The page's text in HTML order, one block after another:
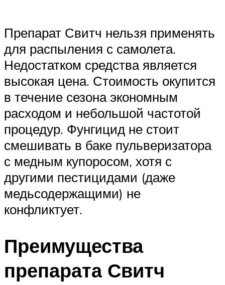
Препарат Свитч нельзя применять
для распыления с самолета.
Недостатком средства является
высокая цена. Стоимость окупится
в течение сезона экономным
расходом и небольшой частотой
процедур. Фунгицид не стоит
смешивать в баке пульверизатора
с медным купоросом, хотя с
другими пестицидами (даже
медьсодержащими) не
конфликтует.
Преимущества
препарата Свитч